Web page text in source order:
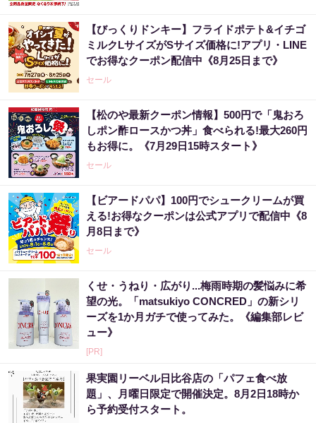
【びっくりドンキー】フライドポテト&イチゴ
ミルクLサイズがSサイズ価格に!アプリ・LINE
でお得なクーポン配信中《8月25日まで》
セール
【松のや最新クーポン情報】500円で「鬼おろ
しポン酢ロースかつ丼」食べられる!最大260円
もお得に。《7月29日15時スタート》
セール
【ビアードパパ】100円でシュークリームが買
える!お得なクーポンは公式アプリで配信中《8
月8日まで》
セール
くせ・うねり・広がり...梅雨時期の髪悩みに希
望の光。「matsukiyo CONCRED」の新シリ
ーズを1か月ガチで使ってみた。《編集部レビ
ュー》
[PR]
果実園リーベル日比谷店の「パフェ食べ放
題」、月曜日限定で開催決定。8月2日18時か
ら予約受付スタート。